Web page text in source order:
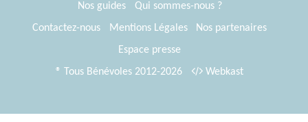
Nos guides
Qui sommes-nous ?
Contactez-nous
Mentions Légales
Nos partenaires
Espace presse
® Tous Bénévoles 2012-2026
Webkast